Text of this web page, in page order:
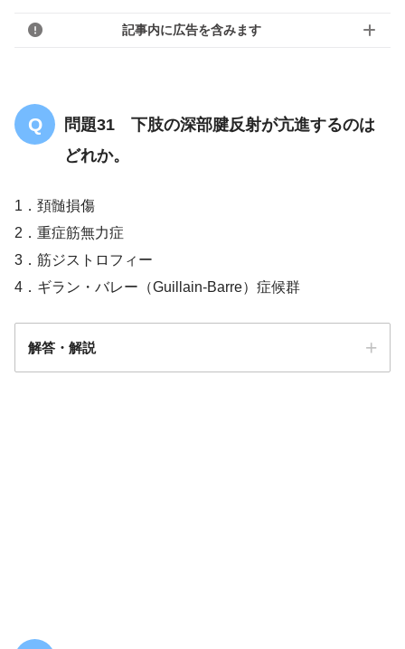
記事内に広告を含みます
問題31 下肢の深部腱反射が亢進するのは
どれか。
1．頚髄損傷
2．重症筋無力症
3．筋ジストロフィー
4．ギラン・バレー（Guillain-Barre）症候群
解答・解説